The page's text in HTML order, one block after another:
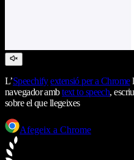
L’Speechify extensió per a Chrome
navegador ambtext to speech,
sobre el que llegeixes
Afegeix a Chrome